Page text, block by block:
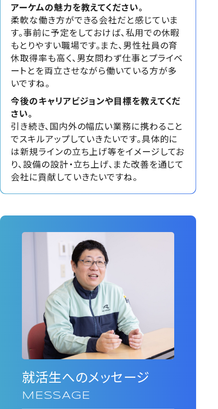
アーケムの魅力を教えてください。
柔軟な働き方ができる会社だと感じていま
す。事前に予定をしておけば、私用での休暇
もとりやすい職場です。また、男性社員の育
休取得率も高く、男女問わず仕事とプライベ
ートとを両立させながら働いている方が多
いですね。
今後のキャリアビジョンや目標を教えてくだ
さい。
引き続き、国内外の幅広い業務に携わること
でスキルアップしていきたいです。具体的に
は新規ラインの立ち上げ等をイメージしてお
り、設備の設計・立ち上げ、また改善を通じて
会社に貢献していきたいですね。
就活生へのメッセージ
MESSAGE